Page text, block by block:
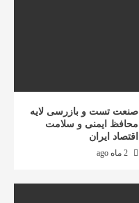
صنعت تست و بازرسی لایه
محافظ ایمنی و سلامت
اقتصاد ایران